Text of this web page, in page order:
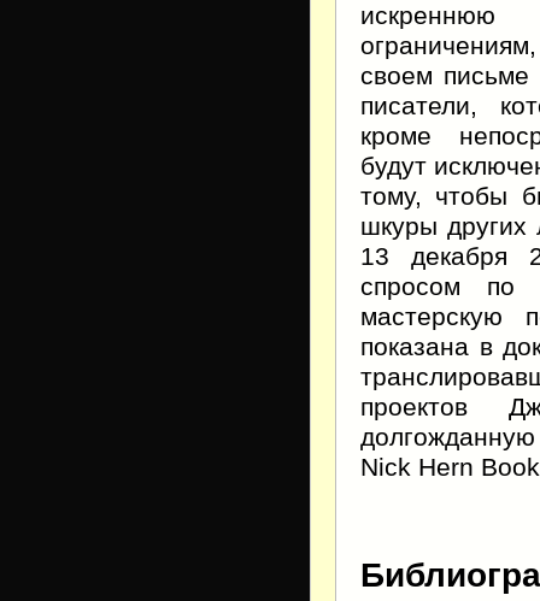
искреннюю
своем письме
писатели,
кроме
будут
тому, чтобы
шкуры
13 декабря
спросом по
мастерскую
показана в
проектов
Nick Hern